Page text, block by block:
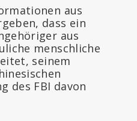
aus
dass ein
aus
menschliche
seinem
des FBI davon